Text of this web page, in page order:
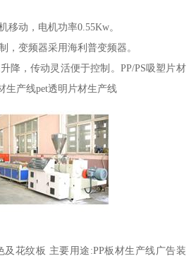
移动，电机功率0.55Kw。
，变频器采用海利普变频器。
降，传动灵活便于控制。PP/PS吸塑片材
生产线pet透明片材生产线
及花纹板 主要用途:PP板材生产线广告装